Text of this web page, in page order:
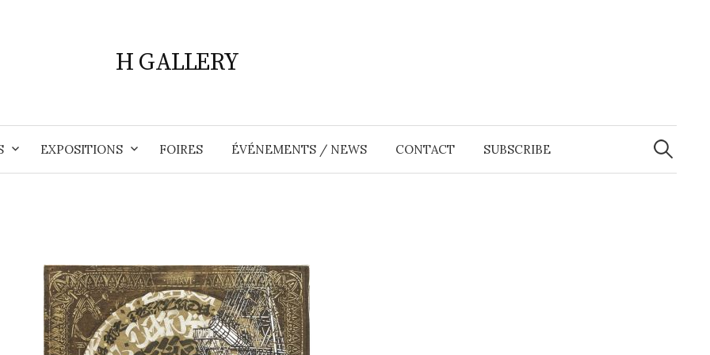
H GALLERY
EXPOSITIONS FOIRES ÉVÉNEMENTS / NEWS CONTACT SUBSCRIBE
Search
for: